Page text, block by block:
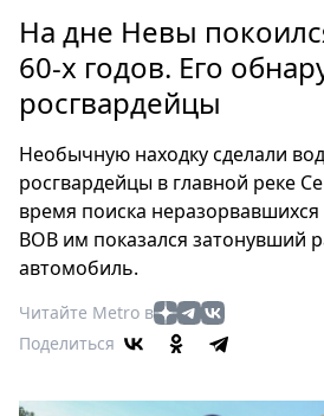
Россия
Мир
Здоровье
Туризм
Мода
Театр
Кино
Афиша
Книги
Пресс-
На дне Невы
60-х годов. Его
росгвардейцы
Необычную находку сделали
росгвардейцы в главной реке
время поиска
ВОВ им показался затонувший
автомобиль.
Читайте Metro в
Поделиться